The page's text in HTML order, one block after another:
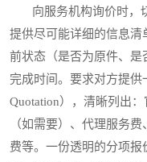
向服务机构询价时，切
提供尽可能详细的信息清
前状态（是否为原件、是
完成时间。要求对方提供
Quotation），清晰列出
（如需要）、代理服务
费等。一份透明的分项